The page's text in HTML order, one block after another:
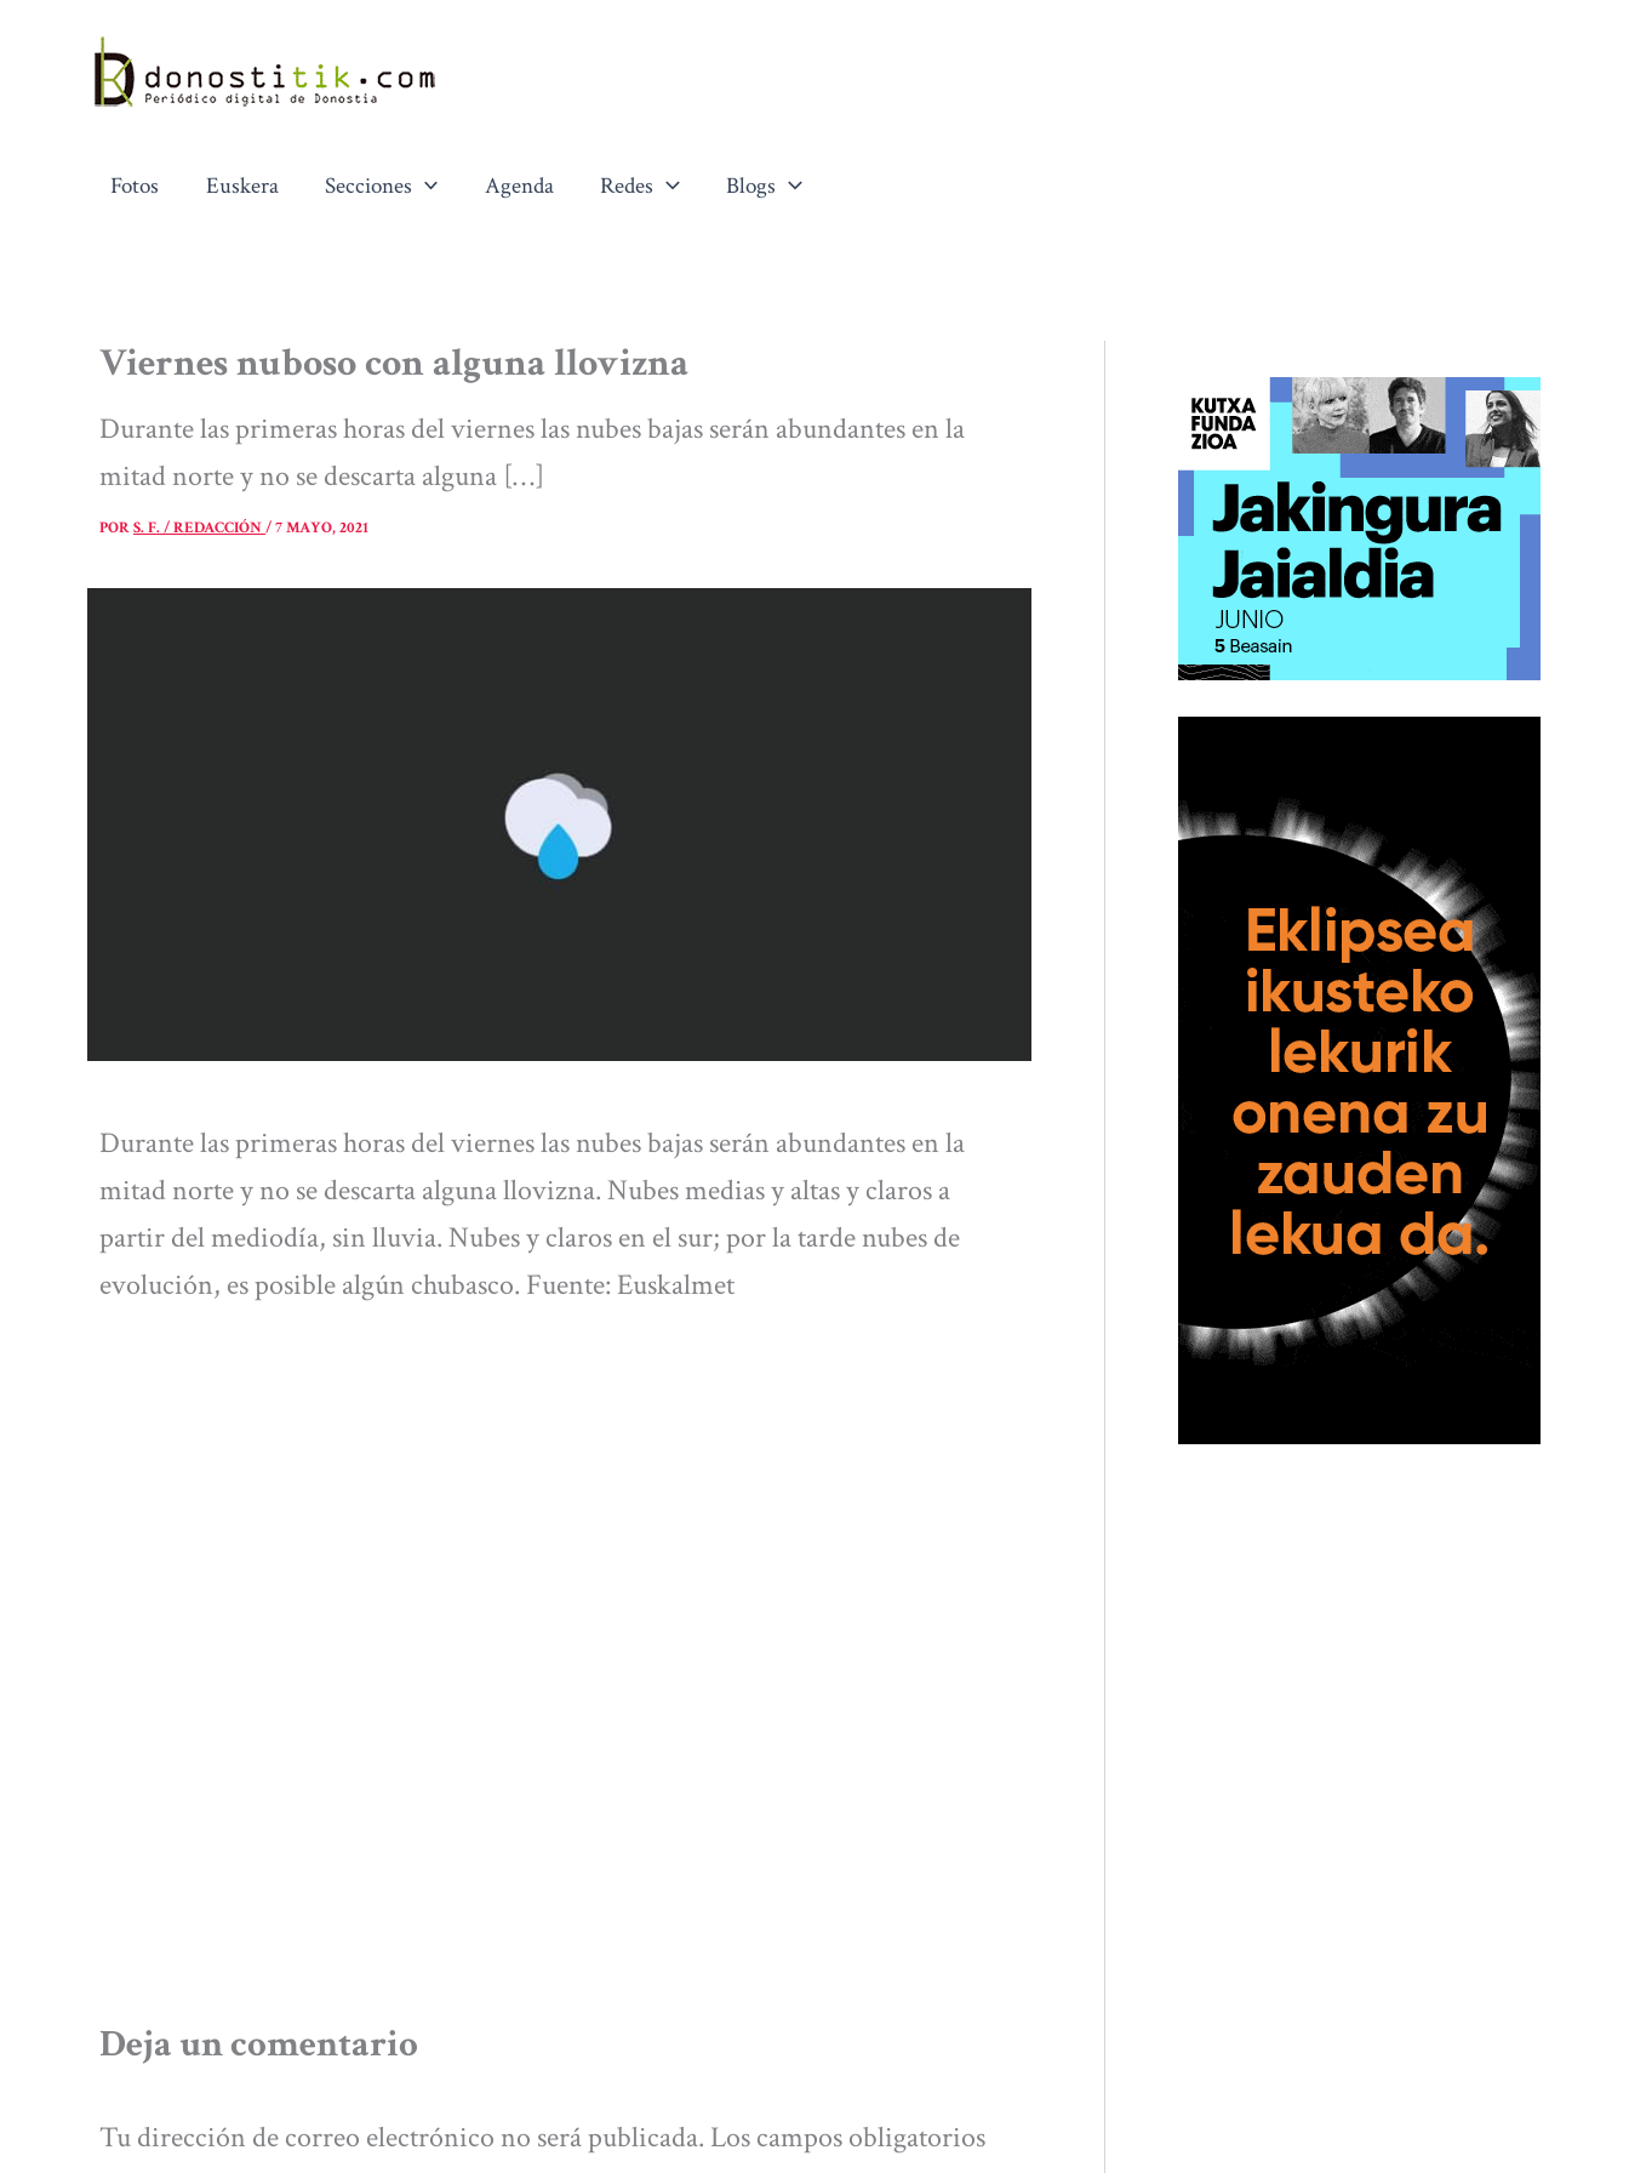
contenido
Fotos Euskera Secciones Agenda Redes Blogs
Viernes nuboso con alguna llovizna
Durante las primeras horas del viernes las nubes bajas serán abundantes en la
mitad norte y no se descarta alguna […]
PORS. F. / REDACCIÓN/7 MAYO, 2021
Durante las primeras horas del viernes las nubes bajas serán abundantes en la
mitad norte y no se descarta alguna llovizna. Nubes medias y altas y claros a
partir del mediodía, sin lluvia. Nubes y claros en el sur; por la tarde nubes de
evolución, es posible algún chubasco. Fuente: Euskalmet
Deja un comentario
Tu dirección de correo electrónico no será publicada. Los campos obligatorios